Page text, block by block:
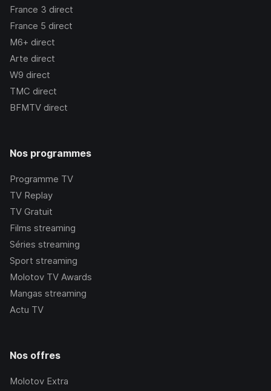
France 3 direct
France 5 direct
M6+ direct
Arte direct
W9 direct
TMC direct
BFMTV direct
Nos programmes
Programme TV
TV Replay
TV Gratuit
Films streaming
Séries streaming
Sport streaming
Molotov TV Awards
Mangas streaming
Actu TV
Nos offres
Molotov Extra